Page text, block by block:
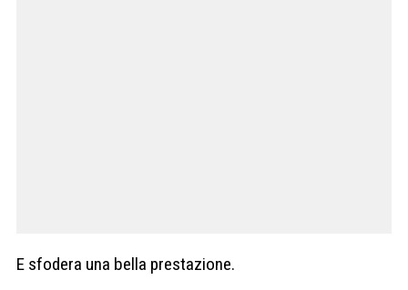
E sfodera una bella prestazione.